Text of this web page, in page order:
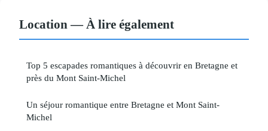
Location — À lire également
Top 5 escapades romantiques à découvrir en Bretagne et
près du Mont Saint-Michel
Un séjour romantique entre Bretagne et Mont Saint-
Michel